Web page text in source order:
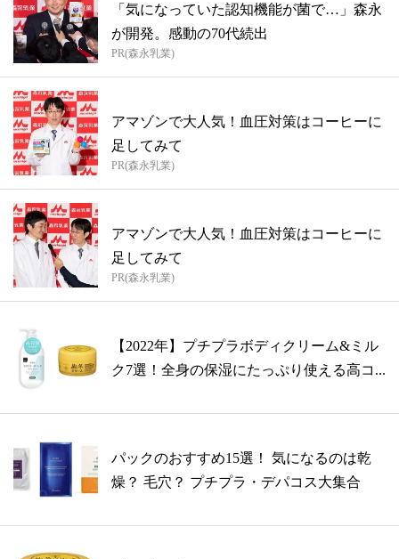
「気になっていた認知機能が菌で…」森永
が開発。感動の70代続出
PR(森永乳業)
アマゾンで大人気！血圧対策はコーヒーに
足してみて
PR(森永乳業)
アマゾンで大人気！血圧対策はコーヒーに
足してみて
PR(森永乳業)
【2022年】プチプラボディクリーム&ミル
ク7選！全身の保湿にたっぷり使える高コ...
パックのおすすめ15選！ 気になるのは乾
燥？ 毛穴？ プチプラ・デパコス大集合